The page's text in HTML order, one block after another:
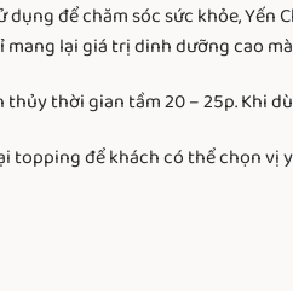
để chăm sóc sức khỏe,
lại giá trị dinh dưỡng cao
thời gian tầm 20 – 25p. Khi
topping để khách có thể chọn vị